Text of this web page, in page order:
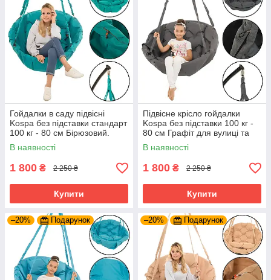
Гойдалки в саду підвісні
Kospa без підставки стандарт
100 кг - 80 см Бірюзовий.
Крісло-Гойдалка
В наявності
1 800 ₴ 2 250 ₴
Купити
Підвісне крісло гойдалки
Kospa без підставки 100 кг -
80 см Графіт для вулиці та
будинку
В наявності
1 800 ₴ 2 250 ₴
Купити
–20% Подарунок –20% Подарунок